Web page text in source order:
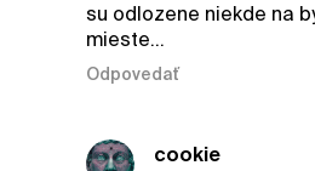
su odlozene niekde na
mieste…
Odpovedať
cookie